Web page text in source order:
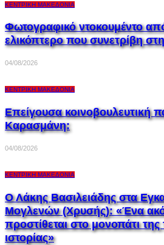
ΚΕΝΤΡΙΚΉ ΜΑΚΕΔΟΝΊΑ
Φωτογραφικό ντοκουμέντο
ελικόπτερο που συνετρίβη
04/08/2026
ΚΕΝΤΡΙΚΉ ΜΑΚΕΔΟΝΊΑ
Επείγουσα κοινοβουλευτική
Καρασμάνη:
04/08/2026
ΚΕΝΤΡΙΚΉ ΜΑΚΕΔΟΝΊΑ
Ο Λάκης Βασιλειάδης στα
Μογλενών (Χρυσής): «Ένα
προστίθεται στο μονοπάτι της
ιστορίας»